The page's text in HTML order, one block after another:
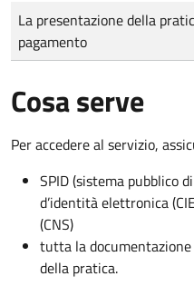
Tipo di pagamento
Importo
La presentazione della
pagamento
Cosa serve
Per accedere al servizio,
SPID (sistema pubblico
d’identità elettronica
(CNS)
tutta la
della pratica.